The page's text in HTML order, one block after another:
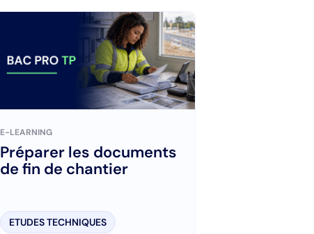
E-LEARNING
Préparer les documents
de fin de chantier
ETUDES TECHNIQUES